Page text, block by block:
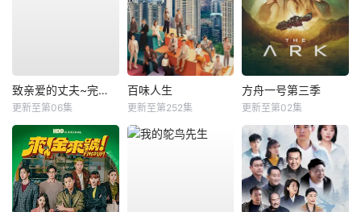
致亲爱的丈夫~完美妻子的谎言~
更新至第06集
百味人生
更新至第252集
方舟一号第三季
更新至第02集